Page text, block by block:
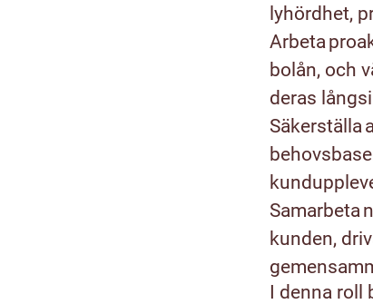
lyhördhet,
Arbeta
bolån, och
deras
Säkerställa
Samarbeta
kunden,
I denna roll